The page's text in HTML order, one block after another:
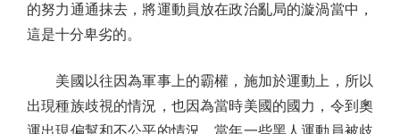
的努力通通抹去，將運動員放在政治亂局的漩渦當中，
這是十分卑劣的。
美國以往因為軍事上的霸權，施加於運動上，所以
出現種族歧視的情況，也因為當時美國的國力，令到奧
運出現偏幫和不公平的情況。當年一些黑人運動員被歧